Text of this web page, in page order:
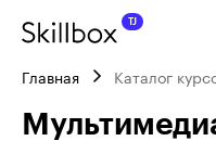
Главная Каталог